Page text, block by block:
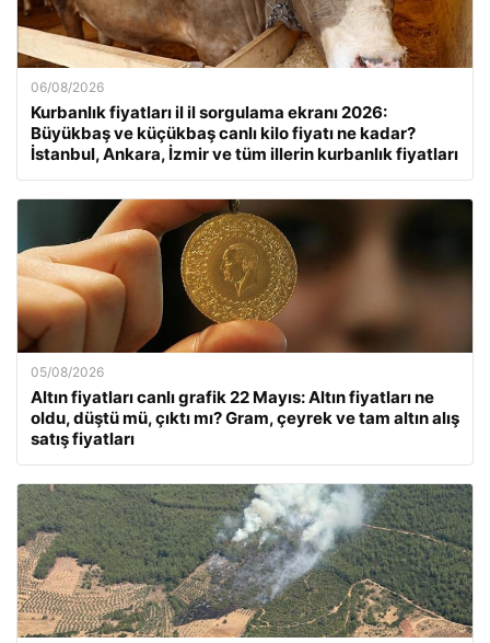
06/08/2026
Kurbanlık fiyatları il il sorgulama ekranı 2026:
Büyükbaş ve küçükbaş canlı kilo fiyatı ne kadar?
İstanbul, Ankara, İzmir ve tüm illerin kurbanlık fiyatları
05/08/2026
Altın fiyatları canlı grafik 22 Mayıs: Altın fiyatları ne
oldu, düştü mü, çıktı mı? Gram, çeyrek ve tam altın alış
satış fiyatları